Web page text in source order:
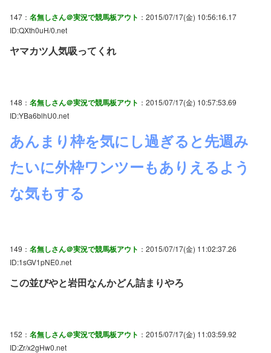
147： 名無しさん＠実況で競馬板アウト ：2015/07/17(金) 10:56:16.17
ID:QXth0uH/0.net
ヤマカツ人気吸ってくれ
148： 名無しさん＠実況で競馬板アウト ：2015/07/17(金) 10:57:53.69
ID:YBa6blhU0.net
あんまり枠を気にし過ぎると先週み
たいに外枠ワンツーもありえるよう
な気もする
149： 名無しさん＠実況で競馬板アウト ：2015/07/17(金) 11:02:37.26
ID:1sGV1pNE0.net
この並びやと岩田なんかどん詰まりやろ
152： 名無しさん＠実況で競馬板アウト ：2015/07/17(金) 11:03:59.92
ID:Zr/x2gHw0.net